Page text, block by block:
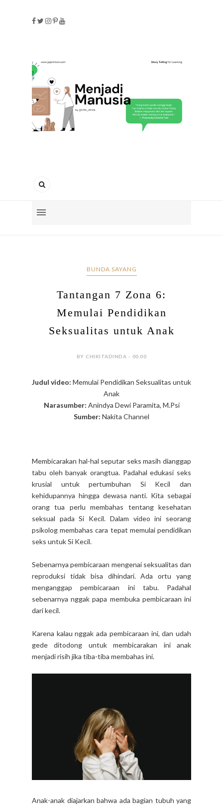
BUNDA SAYANG
Tantangan 7 Zona 6:
Memulai Pendidikan
Seksualitas untuk Anak
BY CHIKITADINDA - 00.00
Judul video: Memulai Pendidikan Seksualitas untuk
Anak
Narasumber: Anindya Dewi Paramita, M.Psi
Sumber: Nakita Channel
Membicarakan hal-hal seputar seks masih dianggap
tabu oleh banyak orangtua. Padahal edukasi seks
krusial untuk pertumbuhan Si Kecil dan
kehidupannya hingga dewasa nanti. Kita sebagai
orang tua perlu membahas tentang kesehatan
seksual pada Si Kecil. Dalam video ini seorang
psikolog membahas cara tepat memulai pendidikan
seks untuk Si Kecil.
Sebenarnya pembicaraan mengenai seksualitas dan
reproduksi tidak bisa dihindari. Ada ortu yang
menganggap pembicaraan ini tabu. Padahal
sebenarnya nggak papa membuka pembicaraan ini
dari kecil.
Karena kalau nggak ada pembicaraan ini, dan udah
gede ditodong untuk membicarakan ini anak
menjadi risih jika tiba-tiba membahas ini.
Anak-anak diajarkan bahwa ada bagian tubuh yang